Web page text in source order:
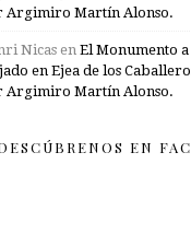
Argimiro Martín Alonso.
Nicas en El Monumento a
en Ejea de los
Argimiro Martín Alonso.
EN